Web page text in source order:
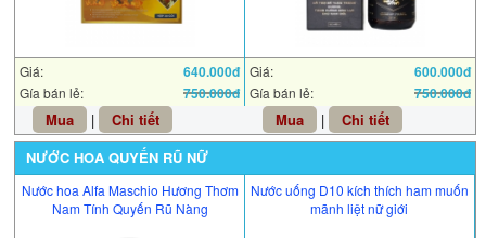
Giá: 640.000đ
Gía bán lẻ: 750.000đ
Mua | Chi tiết
Giá: 600.000đ
Gía bán lẻ: 750.000đ
Mua |
Chi tiết
NƯỚC HOA QUYẾN RŨ NỮ
Nước hoa Alfa Maschio Hương Thơm
Nam Tính Quyến Rũ Nàng
Nước uống D10 kích thích ham muốn
mãnh liệt nữ giới